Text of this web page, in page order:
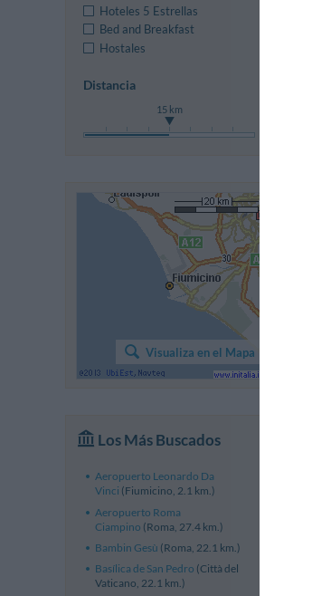
Hoteles 5 Estrellas
Bed and Breakfast
Hostales
Distancia
15 km
Visualiza en el Mapa
Los Más Buscados
Aeropuerto Leonardo Da
Vinci (Fiumicino, 2.1 km.)
Aeropuerto Roma
Ciampino (Roma, 27.4 km.)
Bambin Gesù (Roma, 22.1 km.)
Basílica de San Pedro (Città del
Vaticano, 22.1 km.)